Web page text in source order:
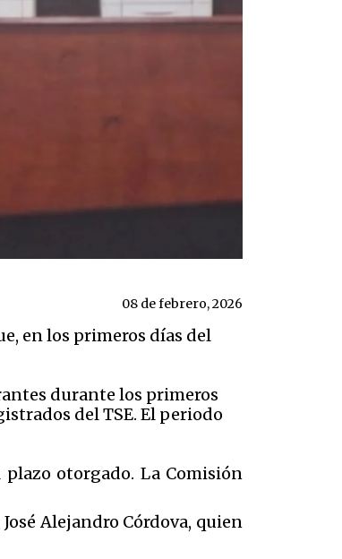
08 de febrero, 2026
en los primeros días del
durante los primeros
del TSE. El periodo
otorgado. La Comisión
Alejandro Córdova, quien